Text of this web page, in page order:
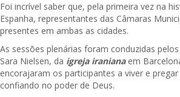
Foi incrível saber que, pela primeira vez na
Espanha, representantes das Câmaras
presentes em ambas as cidades.
As sessões plenárias foram conduzidas
Sara Nielsen, da igreja iraniana em
encorajaram os participantes a viver e
confiando no poder de Deus.